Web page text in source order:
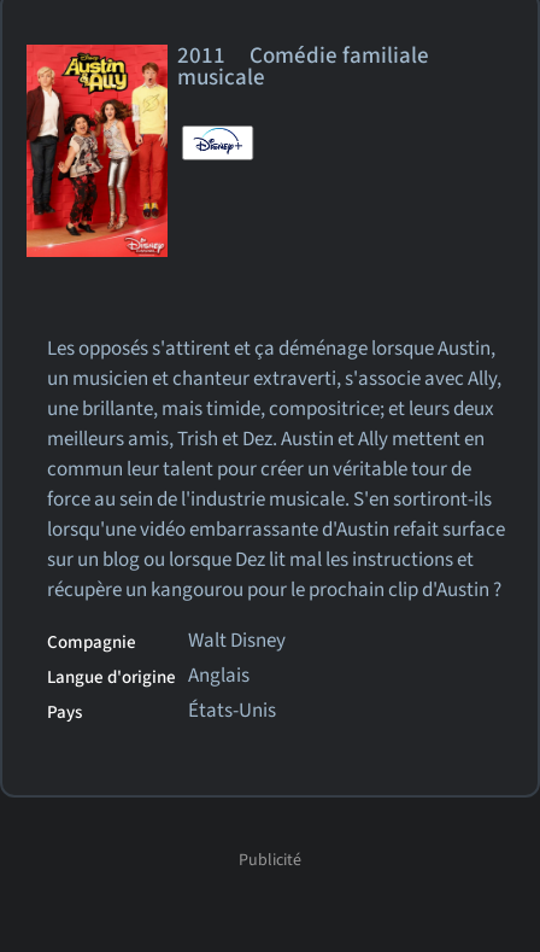
2011 Comédie familiale
musicale
Les opposés s'attirent et ça déménage lorsque Austin,
un musicien et chanteur extraverti, s'associe avec Ally,
une brillante, mais timide, compositrice; et leurs deux
meilleurs amis, Trish et Dez. Austin et Ally mettent en
commun leur talent pour créer un véritable tour de
force au sein de l'industrie musicale. S'en sortiront-ils
lorsqu'une vidéo embarrassante d'Austin refait surface
sur un blog ou lorsque Dez lit mal les instructions et
récupère un kangourou pour le prochain clip d'Austin ?
Compagnie Walt Disney
Langue d'origine Anglais
Pays États-Unis